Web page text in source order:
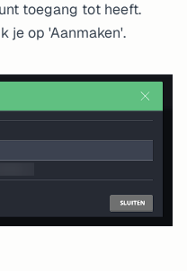
toegang tot heeft.
je op 'Aanmaken'.